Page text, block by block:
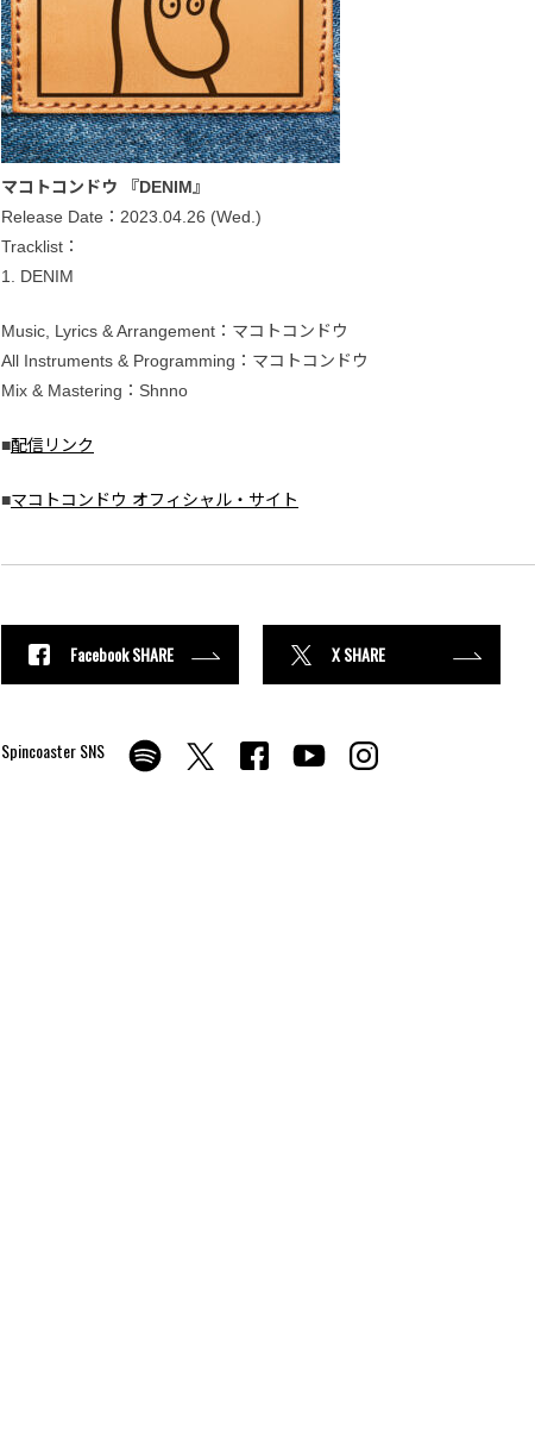
マコトコンドウ 『DENIM』
Release Date：2023.04.26 (Wed.)
Tracklist：
1. DENIM
Music, Lyrics & Arrangement：マコトコンドウ
All Instruments & Programming：マコトコンドウ
Mix & Mastering：Shnno
■配信リンク
■マコトコンドウ オフィシャル・サイト
Facebook SHARE X SHARE
Spincoaster SNS